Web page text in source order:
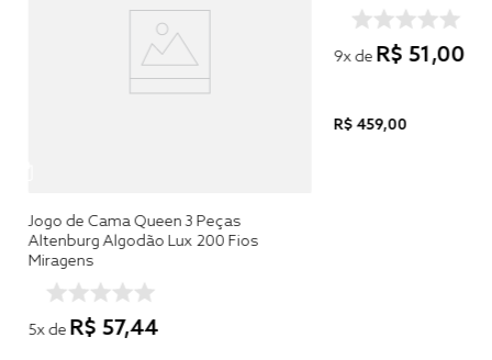
Jogo de Cama Queen 3 Peças
Altenburg Algodão Lux 200 Fios
Miragens
5x de R$ 57,44
9x de R$ 51,00
R$459,00